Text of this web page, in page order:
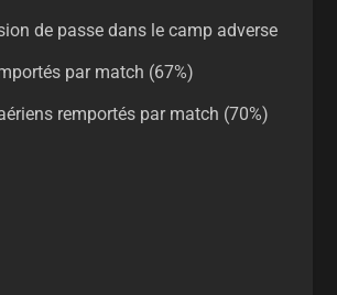
de passe dans le camp adverse
par match (67%)
remportés par match (70%)